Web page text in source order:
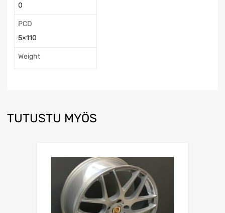
0
PCD
5×110
Weight
TUTUSTU MYÖS